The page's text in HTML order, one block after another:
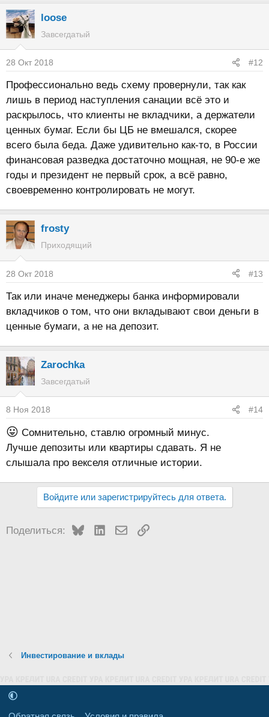
loose
Завсегдатый
28 Окт 2018 #12
Профессионально ведь схему провернули, так как
лишь в период наступления санации всё это и
раскрылось, что клиенты не вкладчики, а держатели
ценных бумаг. Если бы ЦБ не вмешался, скорее
всего была беда. Даже удивительно как-то, в России
финансовая разведка достаточно мощная, не 90-е же
годы и президент не первый срок, а всё равно,
своевременно контролировать не могут.
frosty
Приходящий
28 Окт 2018 #13
Так или иначе менеджеры банка информировали
вкладчиков о том, что они вкладывают свои деньги в
ценные бумаги, а не на депозит.
Zarochka
Завсегдатый
8 Ноя 2018 #14
😛 Сомнительно, ставлю огромный минус.
Лучше депозиты или квартиры сдавать. Я не
слышала про векселя отличные истории.
Войдите или зарегистрируйтесь для ответа.
Поделиться: BlueskyLinkedInЭлектронная почта
Ссылка
Инвестирование и вклады